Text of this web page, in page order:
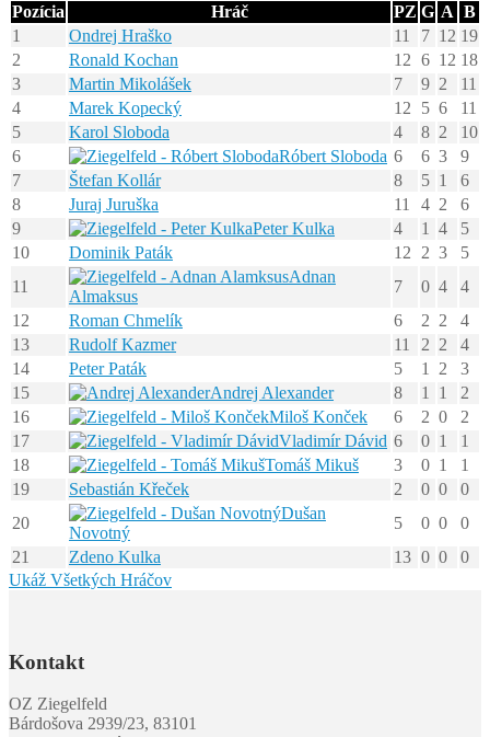
Pozícia Hráč PZ G A B
1
Ondrej Hraško 11 7 12 19
2
Ronald Kochan 12 6 12 18
3
Martin Mikolášek 7 9 2
11
4
Marek Kopecký 12 5 6
11
5
Karol Sloboda 4 8 2
10
6
Róbert Sloboda 6 6 3
9
7
Štefan Kollár 8 5 1
6
8
Juraj Juruška 11 4 2
6
9
Peter Kulka 4 1 4
5
10
Dominik Paták 12 2 3
5
11
Adnan
Almaksus
7 0 4
4
12
Roman Chmelík 6 2 2
4
13
Rudolf Kazmer 11 2 2
4
14
Peter Paták 5 1 2
3
15
Andrej Alexander 8 1 1
2
16
Miloš Konček 6 2 0
2
17
Vladimír Dávid 6 0 1
1
18
Tomáš Mikuš 3 0 1
1
19
Sebastián Křeček 2 0 0
0
20
Dušan
Novotný
5 0 0
0
21
Zdeno Kulka 13 0 0
0
Ukáž Všetkých Hráčov
Kontakt
OZ Ziegelfeld
Bárdošova 2939/23, 83101